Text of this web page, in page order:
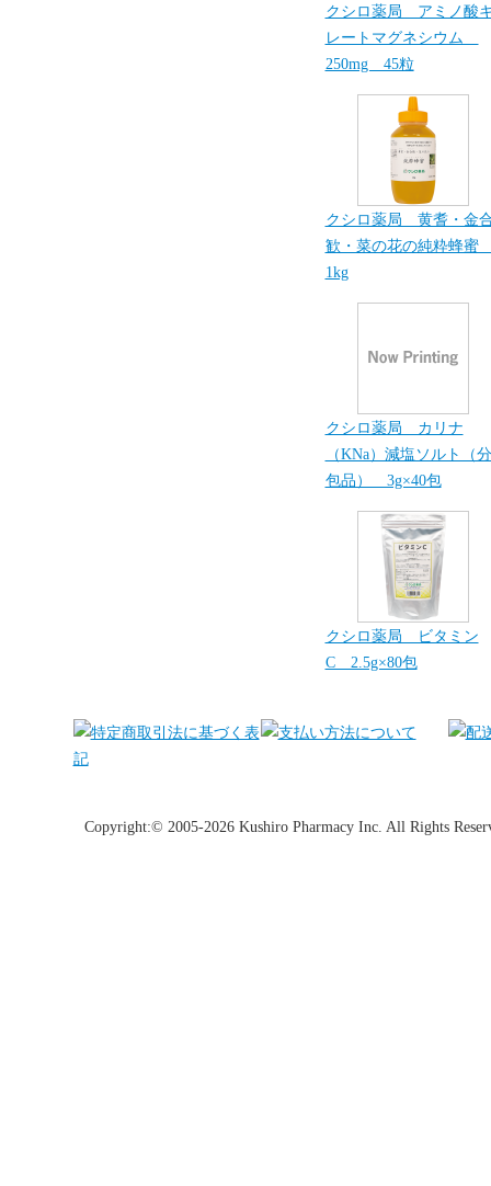
クシロ薬局 アミノ酸
レートマグネシウム
250mg 45粒
クシロ薬局 黄耆・金
歓・菜の花の純粋蜂
1kg
クシロ薬局 カリナ
（KNa）減塩ソルト（分
包品） 3g×40包
クシロ薬局 ビタミン
C 2.5g×80包
Copyright:© 2005-2026 Kushiro Pharmacy Inc. All Rights